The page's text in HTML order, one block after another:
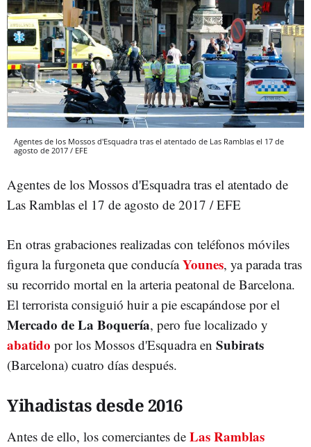
Agentes de los Mossos d'Esquadra tras el atentado de Las Ramblas el 17 de
agosto de 2017 / EFE
Agentes de los Mossos d'Esquadra tras el atentado de
Las Ramblas el 17 de agosto de 2017 / EFE
En otras grabaciones realizadas con teléfonos móviles
figura la furgoneta que conducíaYounes, ya parada tras
su recorrido mortal en la arteria peatonal de Barcelona.
El terrorista consiguió huir a pie escapándose por el
Mercado de La Boquería, pero fue localizado y
abatido por los Mossos d'Esquadra en Subirats
(Barcelona) cuatro días después.
Yihadistas desde 2016
Antes de ello, los comerciantes de Las Ramblas